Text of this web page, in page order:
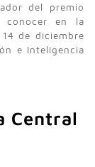
del premio
conocer en la
de diciembre
e Inteligencia
Central